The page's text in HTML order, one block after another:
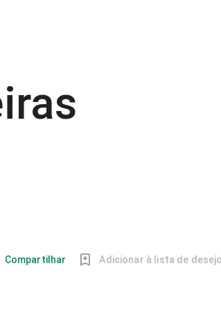
Compartilhar Adicionar à lista de